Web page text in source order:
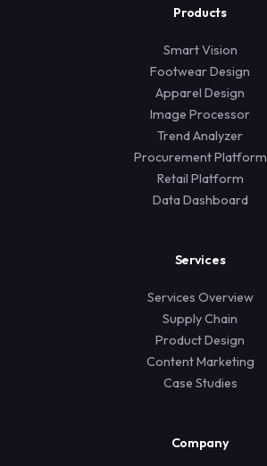
Products
Smart Vision
Footwear Design
Apparel Design
Image Processor
Trend Analyzer
Procurement Platform
Retail Platform
Data Dashboard
Services
Services Overview
Supply Chain
Product Design
Content Marketing
Case Studies
Company